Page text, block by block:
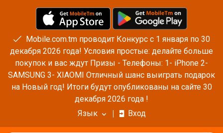
Mobile.com.tm проводит Конкурс с 1 января по 30
декабря 2026 года! Условия простые: делайте больше
покупок и вас ждут Призы - Телефоны: 1- iPhone 2-
SAMSUNG 3- XIAOMI Отличный шанс выиграть подарок
на Новый год! Итоги будут опубликованы на сайте 30
декабря 2026 года !
Язык
Вход